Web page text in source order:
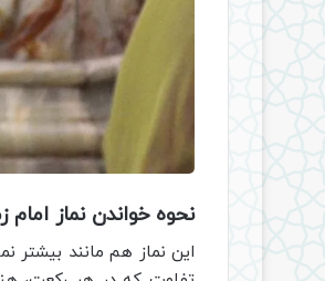
نحوه خواندن نماز امام
این نماز هم مانند